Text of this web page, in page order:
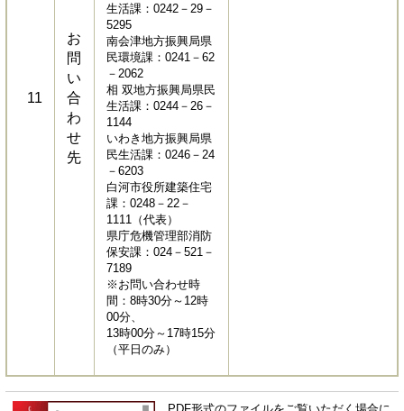
11
お
問
い
合
わ
せ
先
生活課：0242－29－
5295
南会津地方振興局県
民環境課：0241－62
－2062
相 双地方振興局県民
生活課：0244－26－
1144
いわき地方振興局県
民生活課：0246－24
－6203
白河市役所建築住宅
課：0248－22－
1111（代表）
県庁危機管理部消防
保安課：024－521－
7189
※お問い合わせ時
間：8時30分～12時
00分、
13時00分～17時15分
（平日のみ）